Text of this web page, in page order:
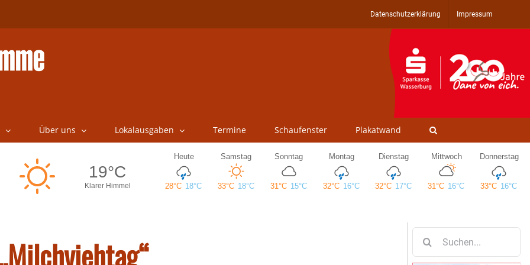
Datenschutzerklärung Impressum
Über uns Lokalausgaben Termine Schaufenster Plakatwand
nach: